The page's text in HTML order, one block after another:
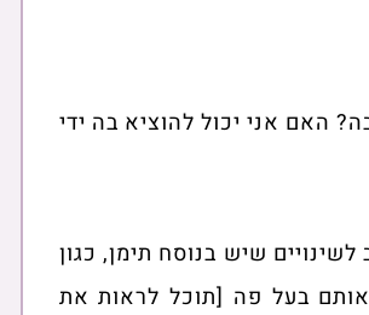
האם אני יכול להוציא ‏בה ידי
שיש בנוסח ‏תימן, כגון
בעל פה [תוכל ‏לראות את